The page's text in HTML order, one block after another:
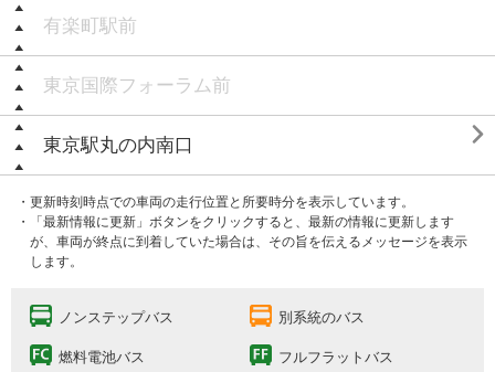
有楽町駅前
東京国際フォーラム前
東京駅丸の内南口 
・更新時刻時点での車両の走行位置と所要時分を表示しています。
・「最新情報に更新」ボタンをクリックすると、最新の情報に更新します
が、車両が終点に到着していた場合は、その旨を伝えるメッセージを表示
します。
ノンステップバス 別系統のバス
燃料電池バス フルフラットバス